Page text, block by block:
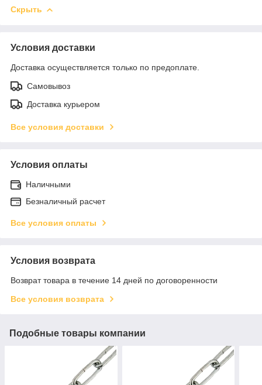
Скрыть
Условия доставки
Доставка осуществляется только по предоплате.
Самовывоз
Доставка курьером
Все условия доставки
Условия оплаты
Наличными
Безналичный расчет
Все условия оплаты
Условия возврата
Возврат товара в течение 14 дней по договоренности
Все условия возврата
Подобные товары компании